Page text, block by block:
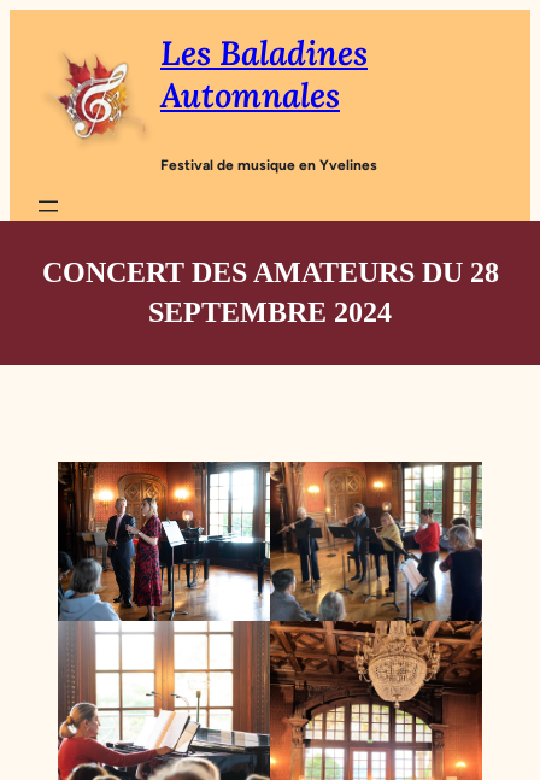
contenu
Les Baladines
Automnales
Festival de musique en Yvelines
CONCERT DES AMATEURS DU 28
SEPTEMBRE 2024